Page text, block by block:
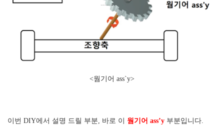
<웜기어 ass`y>
이번 DIY에서 설명 드릴 부분 바로 이 웜기어 ass’y 부분입니다